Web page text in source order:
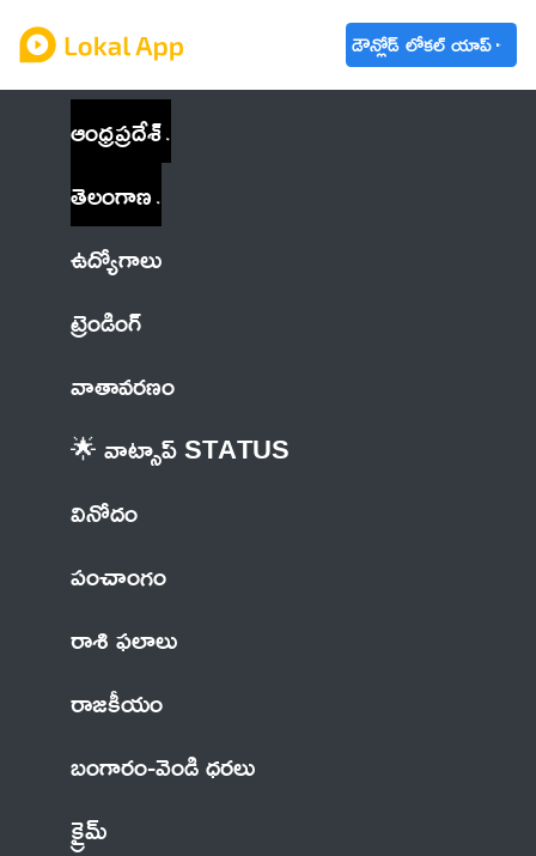
డౌన్లోడ్ లోకల్ యాప్
ఆంధ్రప్రదేశ్
తెలంగాణ
ఉద్యోగాలు
ట్రెండింగ్
వాతావరణం
🌟 వాట్సాప్ STATUS
వినోదం
పంచాంగం
రాశి ఫలాలు
రాజకీయం
బంగారం-వెండి ధరలు
క్రైమ్